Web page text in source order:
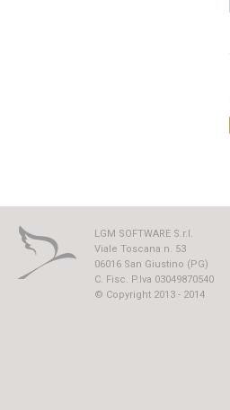
LGM SOFTWARE S.r.l.
Viale Toscana n. 53
06016 San Giustino (PG)
C. Fisc. P.Iva 03049870540
© Copyright 2013 - 2014